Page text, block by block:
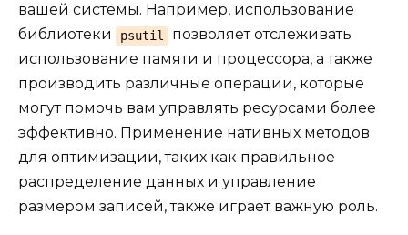
вашей системы. Например, использование
библиотеки
psutil
позволяет отслеживать
использование памяти и процессора, а также
производить различные операции, которые
могут помочь вам управлять ресурсами более
эффективно. Применение нативных методов
для оптимизации, таких как правильное
распределение данных и управление
размером записей, также играет важную роль.